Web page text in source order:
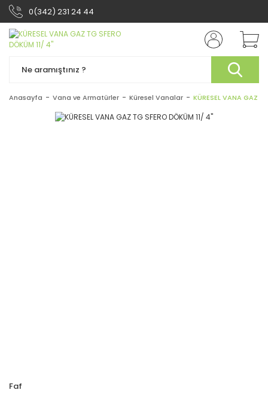
0(342) 231 24 44
Anasayfa Vana ve Armatürler Küresel Vanalar KÜRESEL VANA GAZ
Faf